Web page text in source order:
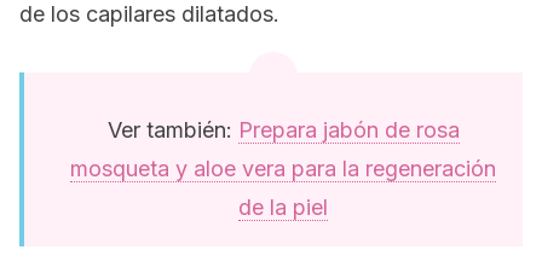
de los capilares dilatados.
Ver también: Prepara jabón de rosa
mosqueta y aloe vera para la regeneración
de la piel